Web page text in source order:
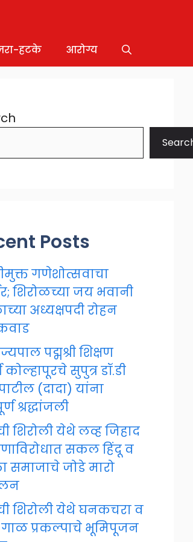
हटके आरोग्य
Posts
गणेशोत्सवाचा
शिरोळच्या जय भवानी
अध्यक्षपदी रोहन
पद्मश्री शिक्षण
कोल्हापूरचे सुपुत्र डॉ.डी
(दादा) यांना
श्रद्धांजली
शिरोली येथे लव्ह जिहाद
सकल हिंदू व
समाजाचे जोडे मारो
शिरोली येथे घनकचरा व
प्रकल्पाचे भूमिपूजन